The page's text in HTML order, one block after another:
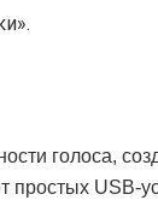
голоса,
простых USB-